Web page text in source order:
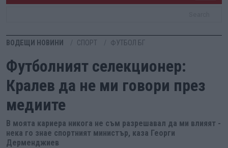
ВОДЕЩИ НОВИНИ СПОРТ ФУТБОЛ БГ
Футболният селекционер:
Кралев да не ми говори през
медиите
В моята кариера никога не съм разрешавал да ми влияят -
нека го знае спортният министър, каза Георги
Дерменджиев